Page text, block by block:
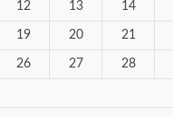
12 13 14
19 20 21
26 27 28